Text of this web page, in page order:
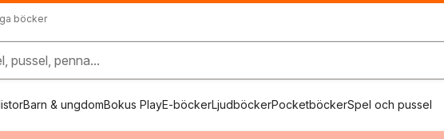
böcker
pussel, penna...
Barn & ungdomBokus PlayE-böckerLjudböckerPocketböckerSpel och pussel